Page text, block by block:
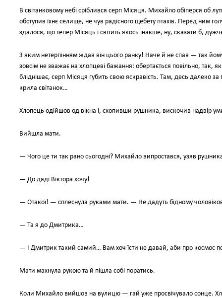
В світанковому небі сріблився серп Місяця. Михайло обіперся об
обступив їхнє селище, не чув радісного щебету птахів. Перед ним
здалося, що тепер Місяць і світить якось інакше, ну, сказати б,
З яким нетерпінням ждав він цього ранку! Наче й не спав — так
зовсім не зважає на хлопцеві бажання: обертається повільно, так,
бліднішає, серп Місяця губить свою яскравість. Там, десь далеко за
крила світанок…
Хлопець одійшов од вікна і, схопивши рушника, вискочив надвір
Вийшла мати.
— Чого це ти так рано сьогодні? Михайло випростався, узяв
— До дяді Віктора хочу!
— Отакої! — сплеснула руками мати. — Не дадуть бідному
— Та я до Дмитрика…
— І Дмитрик такий самий… Вам хоч їсти не давай, аби про космос
Мати махнула рукою та й пішла собі поратись.
Коли Михайло вийшов на вулицю — гай уже просвічувало сонце.